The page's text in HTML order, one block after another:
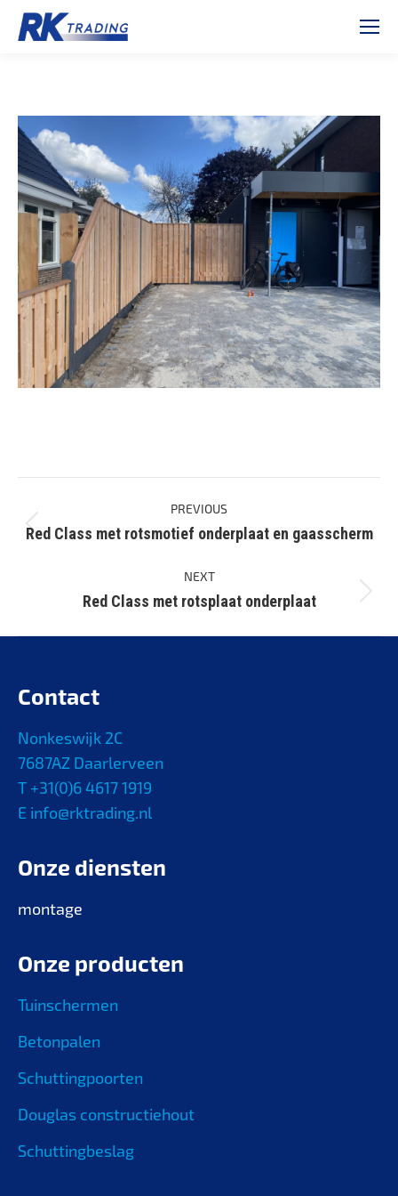
navigation
PREVIOUS
Previous
Red Class met rotsmotief onderplaat en gaasscherm
NEXT
Next
Red Class met rotsplaat onderplaat
Contact
Nonkeswijk 2C
7687AZ Daarlerveen
T +31(0)6 4617 1919
E info@rktrading.nl
Onze diensten
montage
Onze producten
Tuinschermen
Betonpalen
Schuttingpoorten
Douglas constructiehout
Schuttingbeslag